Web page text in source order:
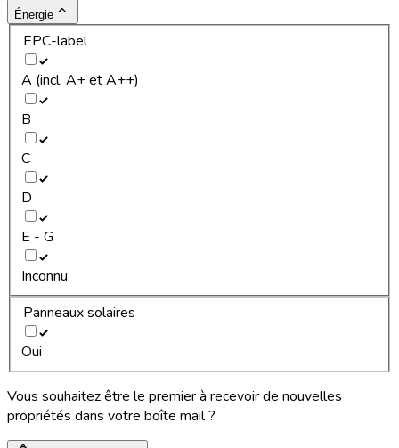
Énergie
EPC-label
A (incl. A+ et A++)
B
C
D
E - G
Inconnu
Panneaux solaires
Oui
Vous souhaitez être le premier à recevoir de nouvelles
propriétés dans votre boîte mail ?